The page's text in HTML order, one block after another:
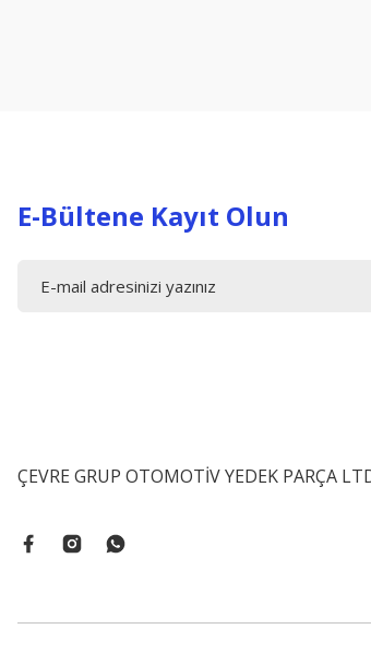
E-Bültene Kayıt Olun
ÇEVRE GRUP OTOMOTİV YEDEK PARÇA